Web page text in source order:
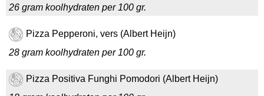
26 gram koolhydraten per 100 gr.
Pizza Pepperoni, vers (Albert Heijn)
28 gram koolhydraten per 100 gr.
Pizza Positiva Funghi Pomodori (Albert Heijn)